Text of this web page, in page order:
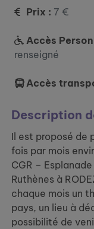
Prix : 7 €
Accès
renseigné
Accès
Description
Il est proposé de
fois par mois
CGR –
Ruthènes à
chaque mois un
pays, un lieu à
possibilité de